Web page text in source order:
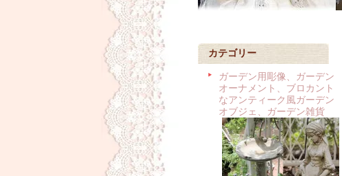
カテゴリー
ガーデン用彫像、ガーデン
オーナメント、ブロカント
なアンティーク風ガーデン
オブジェ、ガーデン雑貨